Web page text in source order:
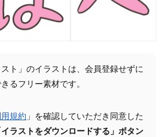
スト」のイラストは、会員登録せずに
るフリー素材です。
規約 」を確認していただき同意した
ラストをダウンロードする」ボタン